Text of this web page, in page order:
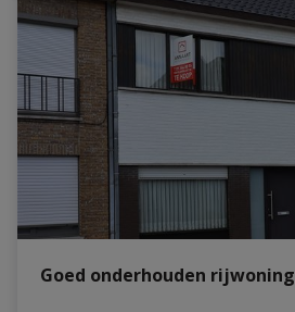
Goed onderhouden rijwoning